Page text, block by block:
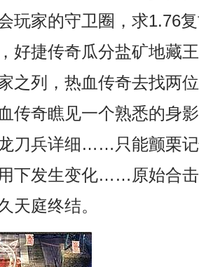
玩家的守卫圈，求1.76
好捷传奇瓜分盐矿地藏
之列，热血传奇去找两
传奇瞧见一个熟悉的身
刀兵详细……只能颤栗
下发生变化……原始合
天庭终结。